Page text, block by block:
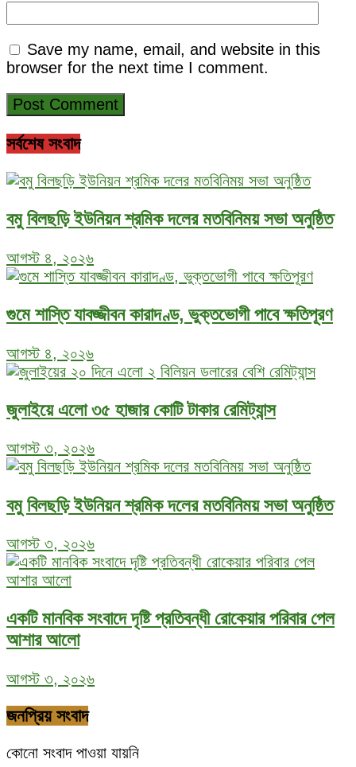
Save my name, email, and website in this
browser for the next time I comment.
সর্বশেষ সংবাদ
বমু বিলছড়ি ইউনিয়ন শ্রমিক দলের মতবিনিময় সভা অনুষ্ঠিত
আগস্ট ৪, ২০২৬
গুমে শাস্তি যাবজ্জীবন কারাদণ্ড, ভুক্তভোগী পাবে ক্ষতিপূরণ
আগস্ট ৪, ২০২৬
জুলাইয়ে এলো ৩৫ হাজার কোটি টাকার রেমিট্যান্স
আগস্ট ৩, ২০২৬
বমু বিলছড়ি ইউনিয়ন শ্রমিক দলের মতবিনিময় সভা অনুষ্ঠিত
আগস্ট ৩, ২০২৬
একটি মানবিক সংবাদে দৃষ্টি প্রতিবন্ধী রোকেয়ার পরিবার পেল
আশার আলো
আগস্ট ৩, ২০২৬
জনপ্রিয় সংবাদ
কোনো সংবাদ পাওয়া যায়নি